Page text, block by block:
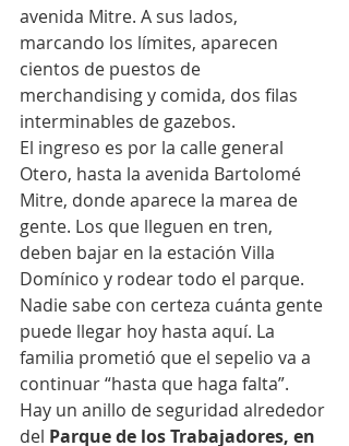
avenida Mitre. A sus lados,
marcando los límites, aparecen
cientos de puestos de
merchandising y comida, dos filas
interminables de gazebos.
El ingreso es por la calle general
Otero, hasta la avenida Bartolomé
Mitre, donde aparece la marea de
gente. Los que lleguen en tren,
deben bajar en la estación Villa
Domínico y rodear todo el parque.
Nadie sabe con certeza cuánta gente
puede llegar hoy hasta aquí. La
familia prometió que el sepelio va a
continuar “hasta que haga falta”.
Hay un anillo de seguridad alrededor
del Parque de los Trabajadores, en